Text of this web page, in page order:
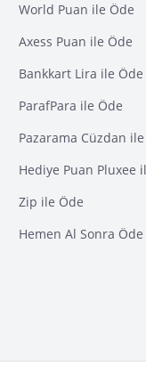
World Puan ile Öde
Axess Puan ile Öde
Bankkart Lira ile Öde
ParafPara ile Öde
Pazarama Cüzdan
Hediye Puan Pluxee
Zip ile Öde
Hemen Al Sonra Öde